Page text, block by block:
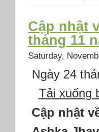
Cập nhật
tháng 11
Saturday,
Ngày 24
Tải xuống
Cập nhật